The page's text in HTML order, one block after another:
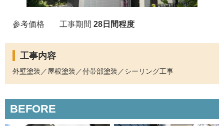
参考価格 工事期間 28日間程度
工事内容
外壁塗装／屋根塗装／付帯部塗装／シーリング工事
BEFORE